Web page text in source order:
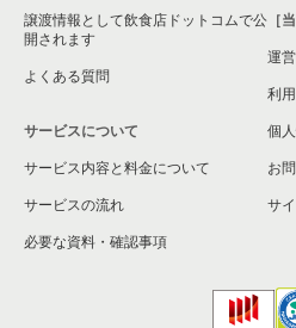
譲渡情報として飲食店ドットコムで公
開されます
よくある質問
サービスについて
サービス内容と料金について
サービスの流れ
必要な資料・確認事項
［
運
利
個
お
サ